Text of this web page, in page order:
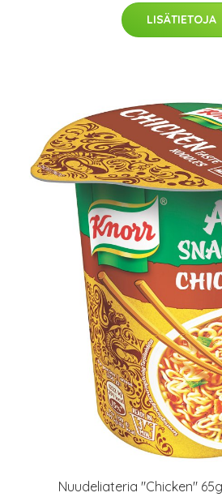
LISÄTIETOJA
Nuudeliateria "Chicken"